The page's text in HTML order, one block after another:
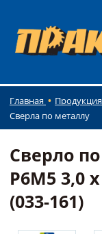
Главная Продукция
Сверла по металлу
Сверло
Р6М5 3,0
(033-161)